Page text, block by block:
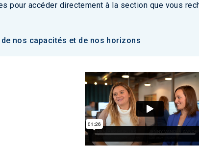
pour accéder directement à la section que vous
nos capacités et de nos horizons